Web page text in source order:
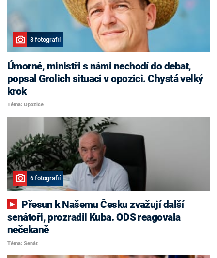
8 fotografií
Úmorné, ministři s námi nechodí do debat,
popsal Grolich situaci v opozici. Chystá velký
krok
Téma: Opozice
6 fotografií
senátoři, prozradil Kuba. ODS reagovala
nečekaně
Téma: Senát